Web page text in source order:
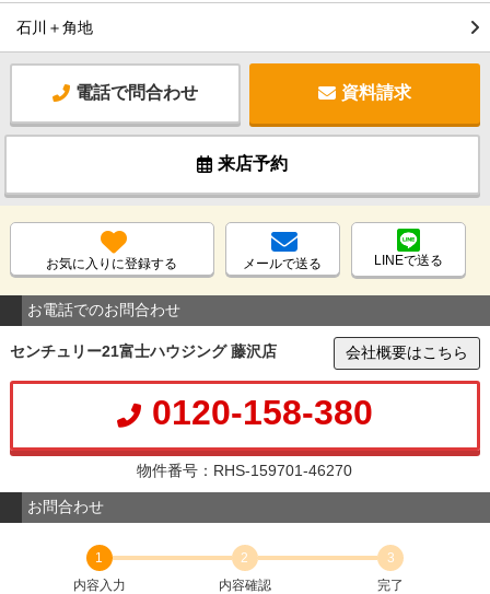
石川＋角地
電話で問合わせ 資料請求
来店予約
お気に入りに登録する メールで送る LINEで送る
お電話でのお問合わせ
センチュリー21富士ハウジング 藤沢店 会社概要はこちら
0120-158-380
物件番号：RHS-159701-46270
お問合わせ
1
内容入力
2
内容確認
3
完了